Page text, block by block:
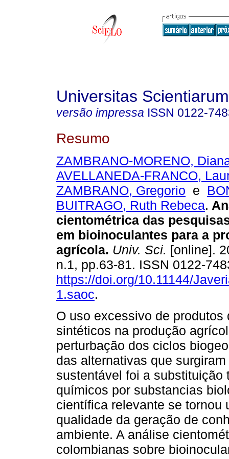
Universitas Scientiarum
versão impressa ISSN 0122-
Resumo
ZAMBRANO-MORENO,
AVELLANEDA-FRANCO,
ZAMBRANO, Gregorio e
BUITRAGO, Ruth Rebeca.
cientométrica das
em bioinoculantes para a
agrícola. Univ. Sci. [online].
n.1, pp.63-81. ISSN 0122-
https://doi.org/10.11144/
1.saoc.
O uso excessivo de produtos
sintéticos na produção
perturbação dos ciclos
das alternativas que
sustentável foi a
químicos por substancias
científica relevante se tornou
qualidade da geração de
ambiente. A análise
colombianas sobre